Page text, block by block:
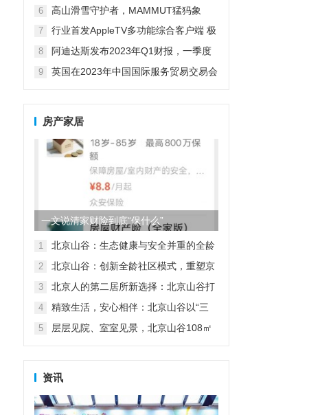
6 高山滑雪守护者，MAMMUT猛犸象
7
行业首发AppleTV多功能综合客户端 极
8
阿迪达斯发布2023年Q1财报，一季度
9
英国在2023年中国国际服务贸易交易会
房产家居
一文说清家财险到底“保什么”
1
北京山谷：生态健康与安全并重的全龄
2
北京山谷：创新全龄社区模式，重塑京
3
北京人的第二居所新选择：北京山谷打
4
精致生活，安心相伴：北京山谷以“三
5
层层见院、室室见景，北京山谷108㎡
资讯